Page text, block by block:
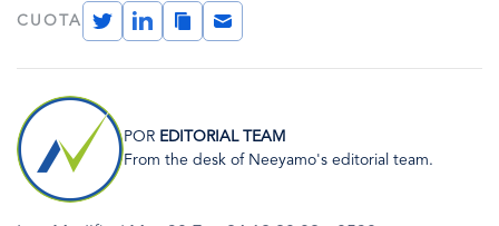
CUOTA
TwitterLinkedInCopy
Link
Email
Imagen
POR EDITORIAL TEAM
From the desk of Neeyamo's editorial team.